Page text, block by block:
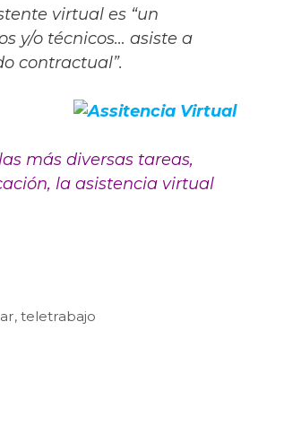
virtual es “un
y/o técnicos… asiste a
contractual”.
más diversas tareas,
la asistencia virtual
,teletrabajo